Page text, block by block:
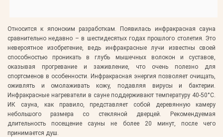
Относится к японским разработкам. Появилась инфракрасная сауна
сравнительно недавно – в шестидесятых годах прошлого столетия. Это
невероятное изобретение, ведь инфракрасные лучи известны своей
способностью проникать в глубь мышечных волокон и суставов,
оказывая прогревание и заживление, что очень полезно для
спортсменов в особенности. Инфракрасная энергия позволяет очищать,
оживлять и омолаживать кожу, подавляя вирусы и бактерии.
Инфракрасные нагреватели в сауне поддерживают температуру 40-50°С.
ИК сауна, как правило, представляет собой деревянную камеру
небольшого размера со стекляной дверцей. Рекомендуемая
длительность посещение сауны не более 20 минут, после чего
принимается душ.